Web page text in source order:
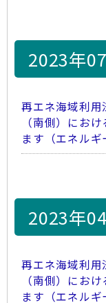
2023年
再エネ海域利
（南側）にお
ます（エネルギ
2023年
再エネ海域利
（南側）にお
ます（エネルギ